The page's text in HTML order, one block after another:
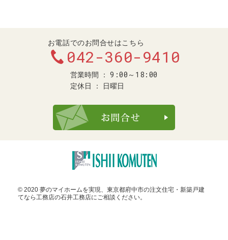
お電話でのお問合せはこちら
042-360-9410
営業時間 9:00～18:00
定休日 日曜日
© 2020 夢のマイホームを実現、 東京都府中市の注文住宅・新築戸建
てなら工務店の石井工務店にご相談ください。